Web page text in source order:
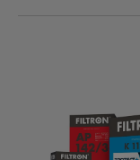
PROTECT+
FAQ